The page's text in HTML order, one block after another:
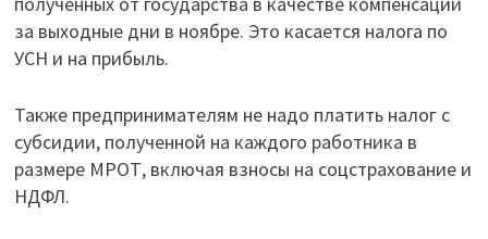
за выходные дни в ноябре. Это касается налога по
УСН и на прибыль.
Также предпринимателям не надо платить налог с
субсидии, полученной на каждого работника в
размере МРОТ, включая взносы на соцстрахование и
НДФЛ.